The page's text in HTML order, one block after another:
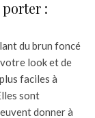
:
du brun foncé
look et de
faciles à
sont
donner à